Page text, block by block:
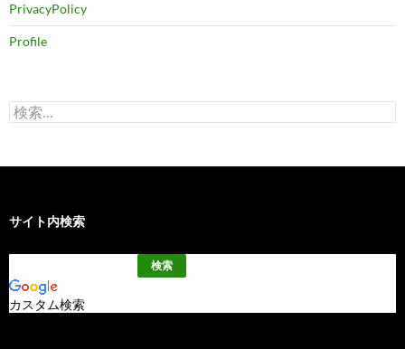
PrivacyPolicy
Profile
検
索:
サイト内検索
カスタム検索